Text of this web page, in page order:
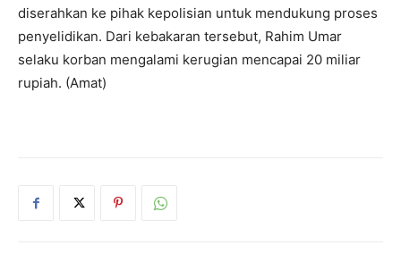
diserahkan ke pihak kepolisian untuk mendukung proses
penyelidikan. Dari kebakaran tersebut, Rahim Umar
selaku korban mengalami kerugian mencapai 20 miliar
rupiah. (Amat)